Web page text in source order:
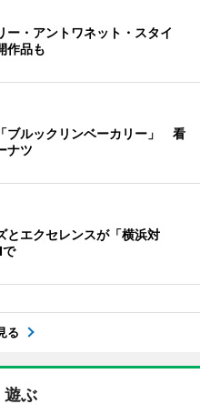
ー・アントワネット・スタイ
作品も
ブルックリンベーカリー」 看
ナツ
とエクセレンスが「横浜対
る
遊ぶ